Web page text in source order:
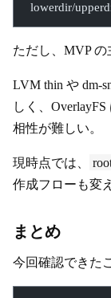
lowerdir/
ただし、MVP の
LVM thin や dm-
しく、OverlayFS
相性が難しい。
現時点では、
作成フローも変
まとめ
今回確認できた